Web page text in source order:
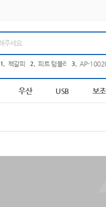
1 책갈피 2 피트 텀블러 3 AP-
우산 USB 보